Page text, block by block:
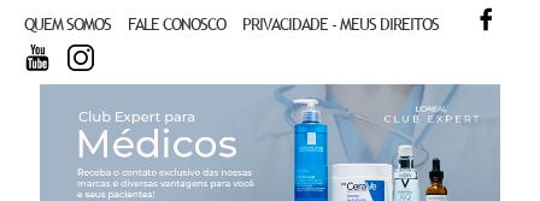
QUEM SOMOS FALE CONOSCO PRIVACIDADE - MEUS DIREITOS
YOUTUBE